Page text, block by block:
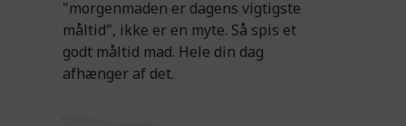
"morgenmaden er dagens vigtigste
måltid", ikke er en myte. Så spis et
godt måltid mad. Hele din dag
afhænger af det.